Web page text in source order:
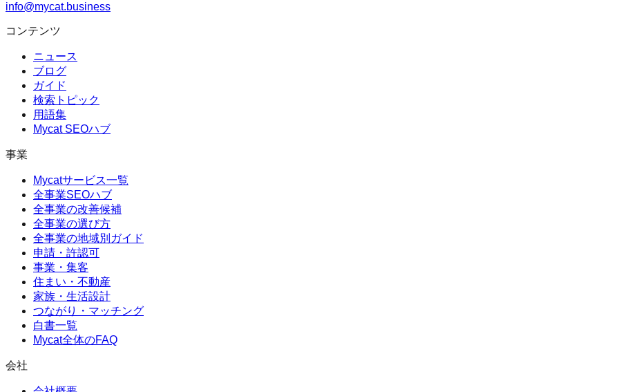
info@mycat.business
コンテンツ
ニュース
ブログ
ガイド
検索トピック
用語集
Mycat SEOハブ
事業
Mycatサービス一覧
全事業SEOハブ
全事業の改善候補
全事業の選び方
全事業の地域別ガイド
申請・許認可
事業・集客
住まい・不動産
家族・生活設計
つながり・マッチング
白書一覧
Mycat全体のFAQ
会社